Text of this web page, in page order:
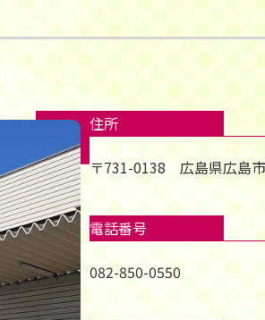
住所
〒731-0138 広島県広島
電話番号
082-850-0550